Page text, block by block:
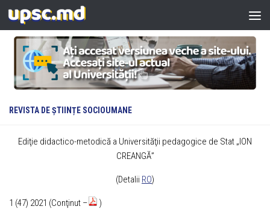
Skip to content
REVISTA DE ȘTIINȚE SOCIOUMANE
Ediţie didactico-metodică a Universităţii pedagogice de Stat „ION
CREANGĂ”
(Detalii RO)
1 (47) 2021 (Conţinut – )